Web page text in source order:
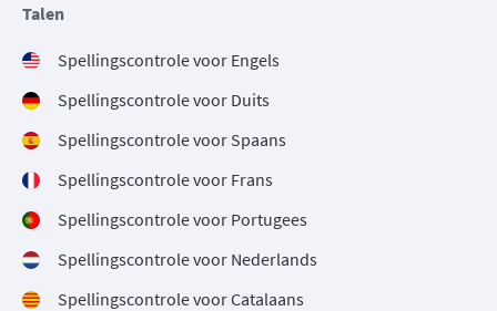
Talen
Spellingscontrole voor Engels
Spellingscontrole voor Duits
Spellingscontrole voor Spaans
Spellingscontrole voor Frans
Spellingscontrole voor Portugees
Spellingscontrole voor Nederlands
Spellingscontrole voor Catalaans